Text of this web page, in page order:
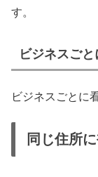
す。
ビジネスご
ビジネスごとに
同じ住所